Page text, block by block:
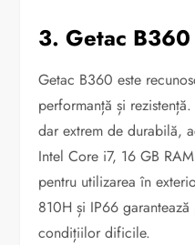
3. Getac B360
Getac B360 este
performanță și
dar extrem de durabilă,
Intel Core i7, 16 GB
pentru utilizarea în
810H și IP66
condițiilor dificile.